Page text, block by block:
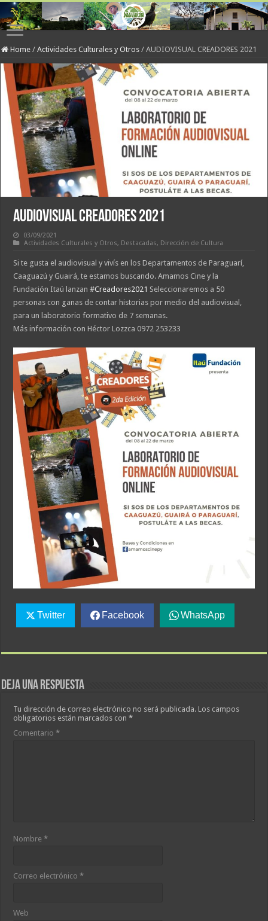
Home / Actividades Culturales y Otros / AUDIOVISUAL CREADORES 2021
AUDIOVISUAL CREADORES 2021
03/09/2021
Actividades Culturales y Otros, Destacadas, Dirección de Cultura
Si te gusta el audiovisual y vivís en los Departamentos de Paraguarí,
Caaguazú y Guairá, te estamos buscando. Amamos Cine y la
Fundación Itaú lanzan#Creadores2021 Seleccionaremos a 50
personas con ganas de contar historias por medio del audiovisual,
para un laboratorio formativo de 7 semanas.
Más información con Héctor Lozzca 0972 253233
Twitter Facebook WhatsApp
Deja una respuesta
Tu dirección de correo electrónico no será publicada. Los campos
obligatorios están marcados con*
Comentario*
Nombre*
Correo electrónico*
Web